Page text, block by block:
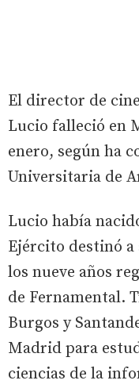
El director de
Lucio falleció en
enero, según ha
Universitaria de
Lucio había
Ejército destinó
los nueve años
de Fernamental.
Burgos y
Madrid para
ciencias de la